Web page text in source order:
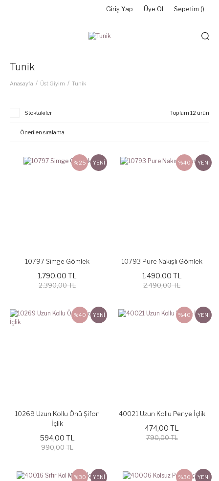
Giriş Yap Üye Ol Sepetim ()
Tunik
Anasayfa Üst Giyim Tunik
Stoktakiler Toplam 12 ürün
%25 YENİ
10797 Simge Gömlek
1.790,00 TL
2.390,00 TL
%40 YENİ
10793 Pure Nakışlı Gömlek
1.490,00 TL
2.490,00 TL
%40 YENİ
10269 Uzun Kollu Önü Şifon
İçlik
594,00 TL
990,00 TL
%40 YENİ
40021 Uzun Kollu Penye İçlik
474,00 TL
790,00 TL
%30 YENİ %30 YENİ